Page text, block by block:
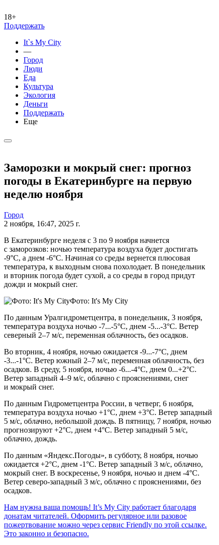
18+
Поддержать
It`s My City
—
Город
Люди
Еда
Культура
Экология
Деньги
Поддержать
Еще
Заморозки и мокрый снег: прогноз
погоды в Екатеринбурге на первую
неделю ноября
Город
2 ноября, 16:47, 2025 г.
В Екатеринбурге неделя с 3 по 9 ноября начнется
с заморозков: ночью температура воздуха будет достигать
-9°C, а днем -6°C. Начиная со среды вернется плюсовая
температура, к выходным снова похолодает. В понедельник
и вторник погода будет сухой, а со среды в город придут
дожди и мокрый снег.
Фото: It's My City
По данным Уралгидрометцентра, в понедельник, 3 ноября,
температура воздуха ночью -7...-5°C, днем -5...-3°C. Ветер
северный 2–7 м/с, переменная облачность, без осадков.
Во вторник, 4 ноября, ночью ожидается -9...-7°C, днем
-3...-1°C. Ветер южный 2–7 м/с, переменная облачность, без
осадков. В среду, 5 ноября, ночью -6...-4°C, днем 0...+2°C.
Ветер западный 4–9 м/с, облачно с прояснениями, снег
и мокрый снег.
По данным Гидрометцентра России, в четверг, 6 ноября,
температура воздуха ночью +1°C, днем +3°C. Ветер западный
5 м/с, облачно, небольшой дождь. В пятницу, 7 ноября, ночью
прогнозируют +2°C, днем +4°C. Ветер западный 5 м/с,
облачно, дождь.
По данным «Яндекс.Погоды», в субботу, 8 ноября, ночью
ожидается +2°C, днем -1°C. Ветер западный 3 м/с, облачно,
мокрый снег. В воскресенье, 9 ноября, ночью и днем -4°C.
Ветер северо-западный 3 м/с, облачно с прояснениями, без
осадков.
Нам нужна ваша помощь! It’s My City работает благодаря
донатам читателей. Оформить регулярное или разовое
пожертвование можно через сервис Friendly по этой ссылке.
Это законно и безопасно.